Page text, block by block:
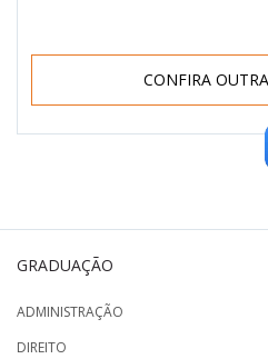
CONFIRA
GRADUAÇÃO
ADMINISTRAÇÃO
DIREITO